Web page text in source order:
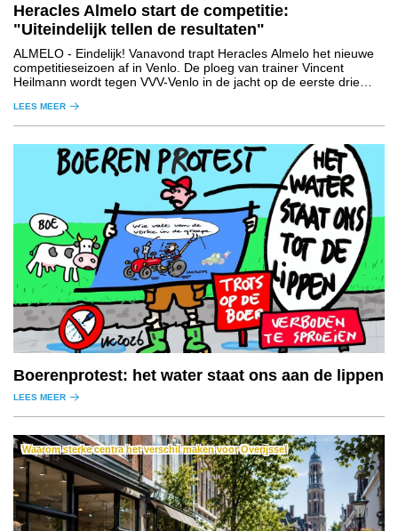
Heracles Almelo start de competitie:
"Uiteindelijk tellen de resultaten"
ALMELO - Eindelijk! Vanavond trapt Heracles Almelo het nieuwe
competitieseizoen af in Venlo. De ploeg van trainer Vincent
Heilmann wordt tegen VVV-Venlo in de jacht op de eerste drie
LEES MEER
Boerenprotest: het water staat ons aan de lippen
LEES MEER
Waarom sterke centra het verschil maken voor Overijssel